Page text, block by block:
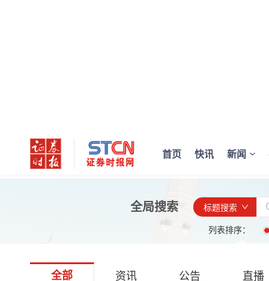
首页 快讯 新闻
全局搜索
标题搜索
列表排序：
全部 资讯 公告 直播